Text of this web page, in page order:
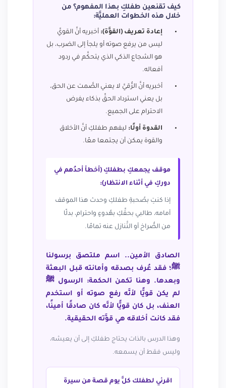
كيف تقنعين طفلكِ بهذا المفهوم؟ من
خلال هذه الخطوات العمليَّة:
إعادة تعريف (القوَّة): أخبريه أنَّ القويَّ
ليس من يرفع صوته أو يلجأ إلى الضرب، بل
هو الشجاع الذكي الذي يتحكَّم في ردود
أفعاله.
أخبريه أنَّ الرُّقيَّ لا يعني الصَّمت عن الحق،
بل يعني استرداد الحقِّ بذكاء يفرض
الاحترام على الجميع.
القدوة أولًا: ليفهم طفلكِ أنَّ الأخلاق
والقوة يمكن أن يجتمعا معًا.
موقف يجمعكِ بطفلكِ (أخطأ أحدُهم في
دوركِ في أثناء الانتظار):
إذا كنتِ بصُحبةِ طفلكِ وحدث هذا الموقف
أمامه، طالبي بحقِّكِ بهُدوءٍ واحترام، بدلًا
من الصُّراخ أو التَّنازل عنه تمامًا.
الصادق الأمين.. اسم ملتصق برسولنا
ﷺ؛ فقد عُرف بصدقه وأمانته قبل البعثة
وبعدها. وهنا تكمن الحكمة: الرسول ﷺ
لم يكن قويًّا لأنَّه رفع صوته أو استخدم
العنف، بل كان قويًّا لأنَّه كان صادقًا أمينًا،
فقد كانت أخلاقه هي قوَّته الحقيقية.
وهذا الدرس بالذات يحتاج طفلكِ إلى أن يعيشه،
وليس فقط أن يسمعه.
اقرئي لطفلك كلَّ يوم قصة من سيرة